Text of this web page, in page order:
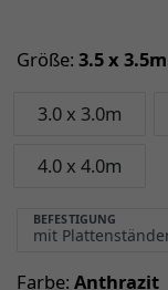
Größe: 3.5 x 3.5m
3.0 x 3.0m
4.0 x 4.0m
BEFESTIGUNG
Farbe: Anthrazit